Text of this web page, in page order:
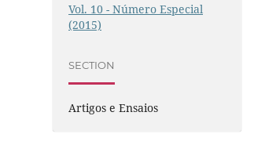
Vol. 10 - Número Especial
(2015)
SECTION
Artigos e Ensaios